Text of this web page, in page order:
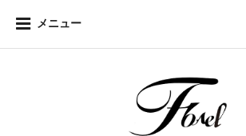
メニュー